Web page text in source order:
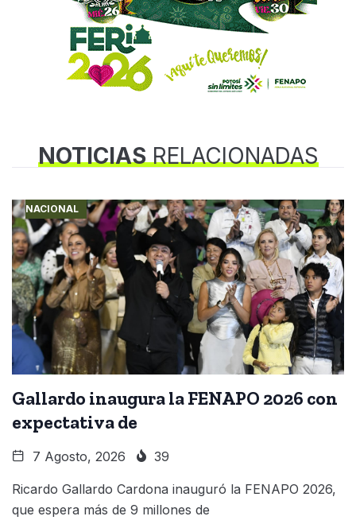
NOTICIASRELACIONADAS
NACIONAL
Gallardo inaugura la FENAPO 2026 con
expectativa de
7 Agosto, 2026 39
Ricardo Gallardo Cardona inauguró la FENAPO 2026,
que espera más de 9 millones de